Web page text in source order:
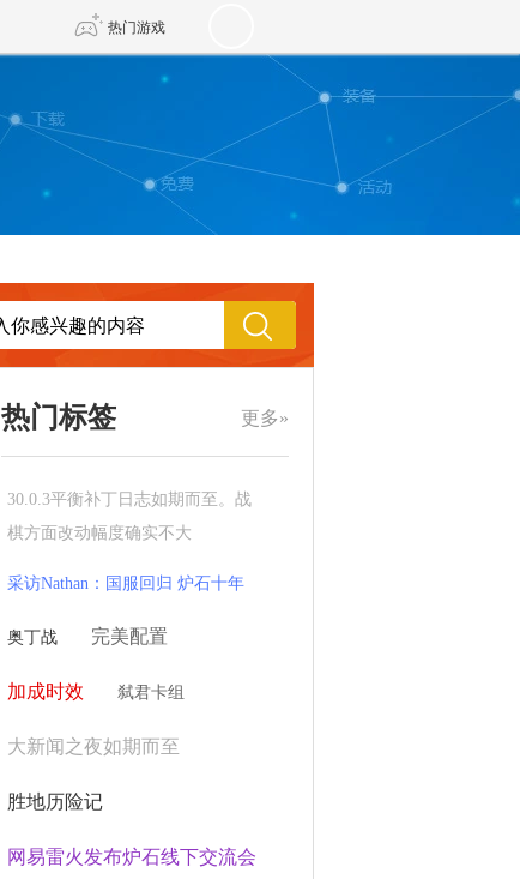
热门游戏
DNF 传奇4
诛仙世界 新仙侠5
更多»
热门标签
30.0.3平衡补丁日志如期而至。战
棋方面改动幅度确实不大
采访Nathan：国服回归 炉石十年
奥丁战 完美配置
加成时效 弑君卡组
大新闻之夜如期而至
胜地历险记
网易雷火发布炉石线下交流会